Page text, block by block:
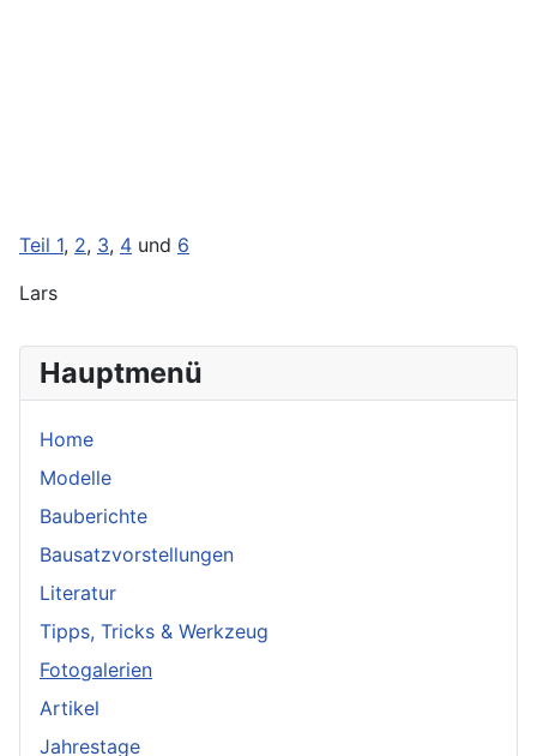
Hauptmenü
Home
Modelle
Bauberichte
Bausatzvorstellungen
Literatur
Tipps, Tricks & Werkzeug
Fotogalerien
Artikel
Jahrestage
Teil 1, 2, 3, 4 und 6
Lars